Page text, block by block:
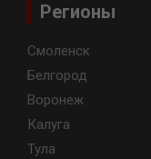
Регионы
Смоленск
Белгород
Воронеж
Калуга
Тула